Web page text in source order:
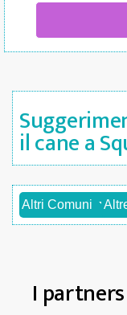
il cane a
Altri Comuni
I